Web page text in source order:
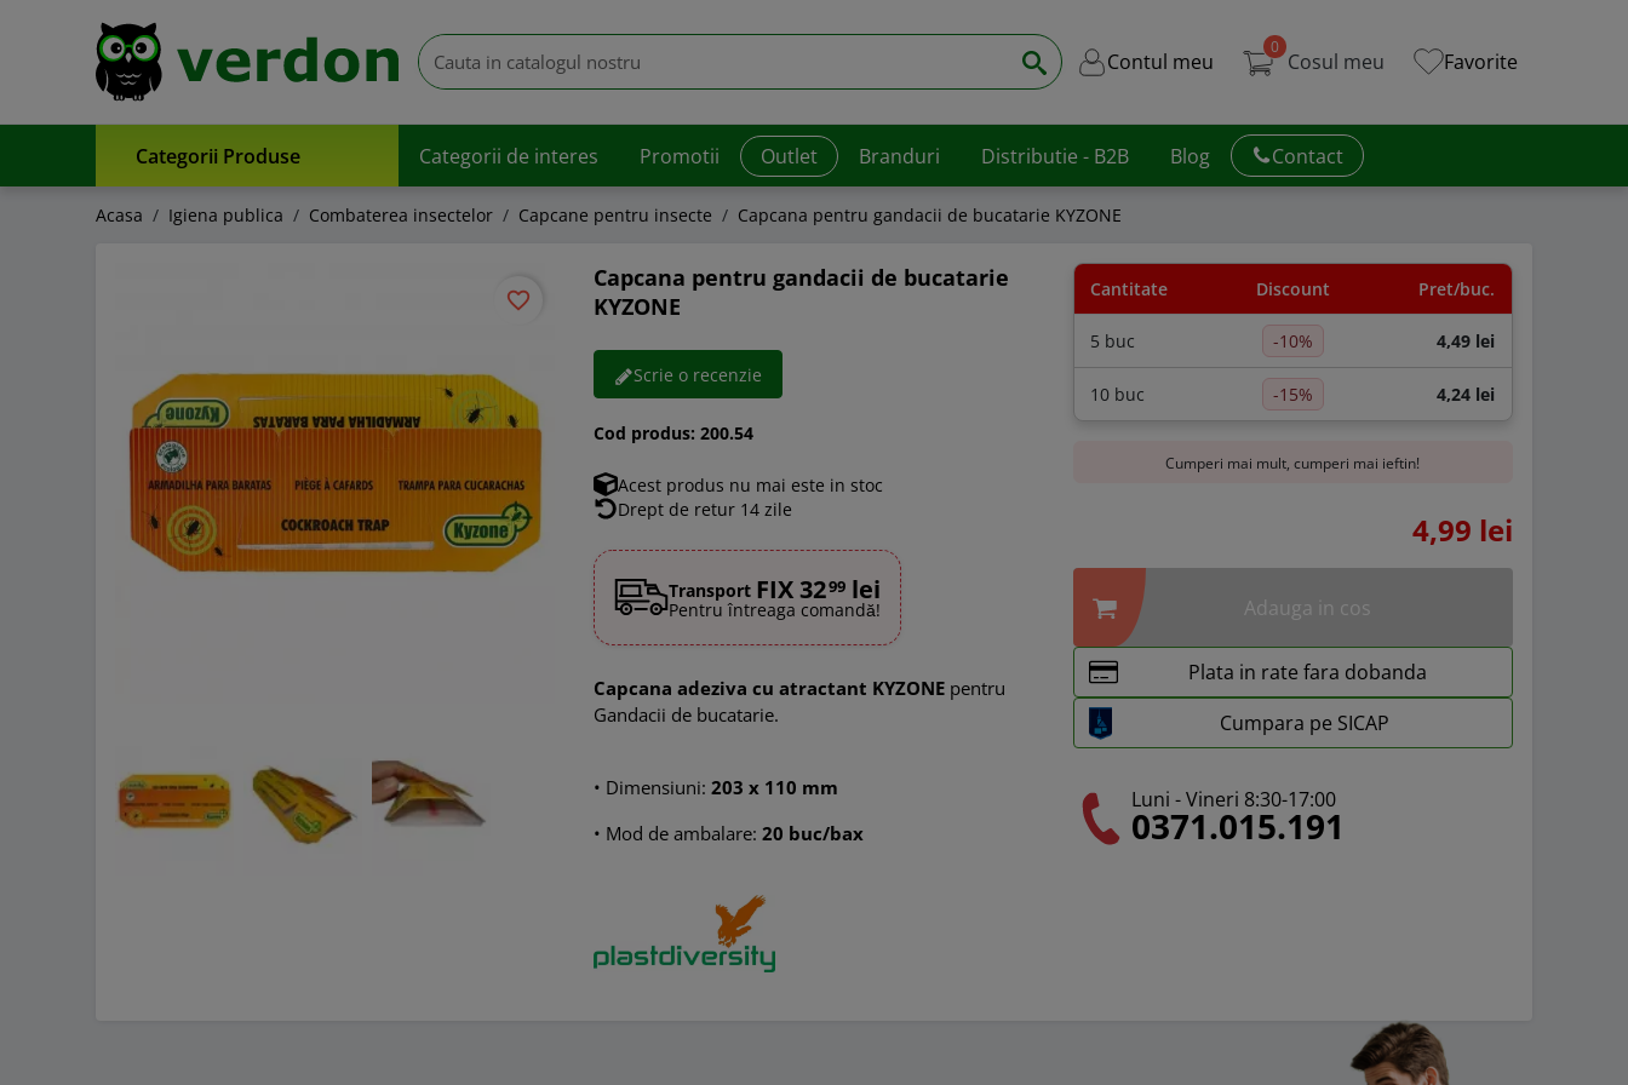
Contul meu
0
Cosul meu Favorite
Categorii Produse Categorii de interes Promotii Outlet Branduri Distributie - B2B Blog Contact
Acasa Igiena publica Combaterea insectelor Capcane pentru insecte Capcana pentru gandacii de bucatarie KYZONE
favorite_border
Capcana pentru gandacii de bucatarie
KYZONE
Scrie o recenzie
Cod produs: 200.54
Acest produs nu mai este in stoc
Drept de retur 14 zile
Transport FIX 3299lei
Pentru întreaga comandă!
Capcana adeziva cu atractant KYZONE pentru
Gandacii de bucatarie.
• Dimensiuni: 203 x 110 mm
• Mod de ambalare:20 buc/bax
Cantitate Discount Pret/buc.
5 buc -10% 4,49 lei
10 buc -15% 4,24 lei
Cumperi mai mult, cumperi mai ieftin!
4,99 lei
Adauga in cos
Plata in rate fara dobanda
Cumpara pe SICAP
Luni - Vineri 8:30-17:00
0371.015.191